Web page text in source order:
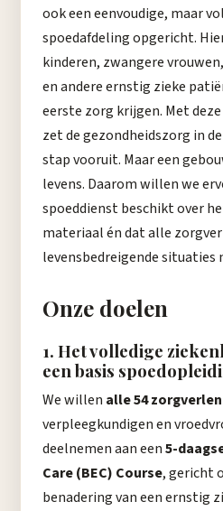
ook een eenvoudige, maar
spoedafdeling opgericht.
kinderen, zwangere
en andere ernstig zieke
eerste zorg krijgen. Met
zet de gezondheidszorg in
stap vooruit. Maar een
levens. Daarom willen we
spoeddienst beschikt over
materiaal én dat alle
levensbedreigende situaties
Onze doelen
1. Het volledige
een basis
We willen alle 54
verpleegkundigen en
deelnemen aan een5-
Care (BEC) Course, gericht
benadering van een ernstig